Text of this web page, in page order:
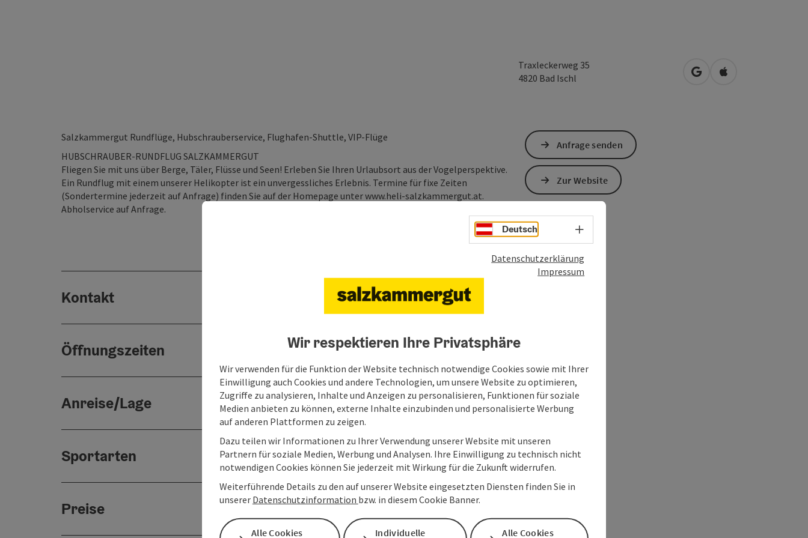
Traxleckerweg 35
4820 Bad Ischl in Google Maps öffnen
in Apple Maps
Salzkammergut Rundflüge, Hubschrauberservice, Flughafen-Shuttle, VIP-Flüge
HUBSCHRAUBER-RUNDFLUG SALZKAMMERGUT
Fliegen Sie mit uns über Berge, Täler, Flüsse und Seen! Erleben Sie Ihren Urlaubsort aus der Vogelperspektive.
Ein Rundflug mit einem unserer Helikopter ist ein unvergessliches Erlebnis. Termine für fixe Zeiten
(Sondertermine jederzeit auf Anfrage) finden Sie auf der Homepage unter www.heli-salzkammergut.at.
Abholservice auf Anfrage.
Kontakt
Öffnungszeiten
Anreise/Lage
Sportarten
Preise
Anfrage senden
Zur Website
Deutsch Sprachwahl - Menü öffnen
Datenschutzerklärung
Impressum
Wir respektieren Ihre Privatsphäre
Wir verwenden für die Funktion der Website technisch notwendige Cookies sowie mit Ihrer
Einwilligung auch Cookies und andere Technologien, um unsere Website zu optimieren,
Zugriffe zu analysieren, Inhalte und Anzeigen zu personalisieren, Funktionen für soziale
Medien anbieten zu können, externe Inhalte einzubinden und personalisierte Werbung
auf anderen Plattformen zu zeigen.
Dazu teilen wir Informationen zu Ihrer Verwendung unserer Website mit unseren
Partnern für soziale Medien, Werbung und Analysen. Ihre Einwilligung zu technisch nicht
notwendigen Cookies können Sie jederzeit mit Wirkung für die Zukunft widerrufen.
Weiterführende Details zu den auf unserer Website eingesetzten Diensten finden Sie in
unserer Datenschutzinformation bzw. in diesem Cookie Banner.
Alle Cookies Individuelle Alle Cookies